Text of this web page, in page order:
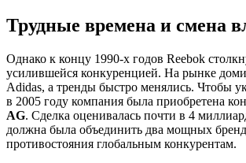
Трудные времена и смена
Однако к концу 1990-х годов Reebok
усилившейся конкуренцией. На рынке
Adidas, а тренды быстро менялись. Чтобы
в 2005 году компания была приобретена
AG. Сделка оценивалась почти в 4
должна была объединить два мощных
противостояния глобальным конкурентам.